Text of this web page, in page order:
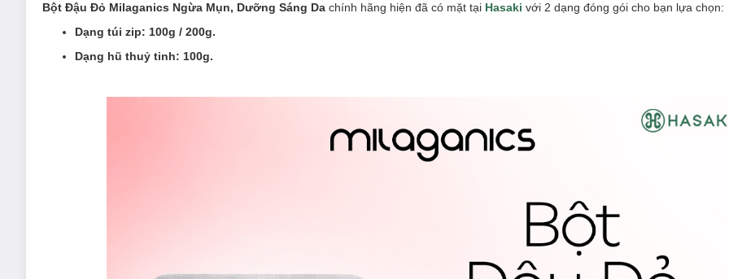
Bột Đậu Đỏ Milaganics Ngừa Mụn, Dưỡng Sáng Da chính hãng hiện đã có mặt tại Hasaki với 2 dạng đóng gói cho bạn lựa chọn:
Dạng túi zip: 100g / 200g.
Dạng hũ thuỷ tinh: 100g.